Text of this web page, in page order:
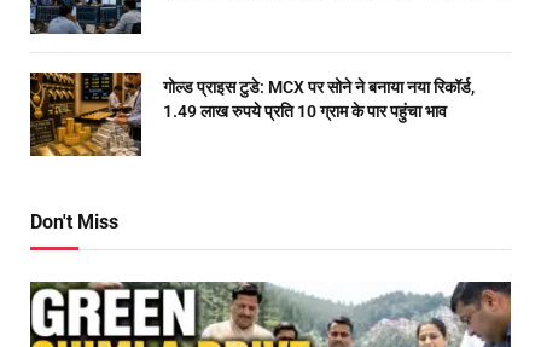
गोल्ड प्राइस टुडे: MCX पर सोने ने बनाया नया रिकॉर्ड,
1.49 लाख रुपये प्रति 10 ग्राम के पार पहुंचा भाव
Don't Miss